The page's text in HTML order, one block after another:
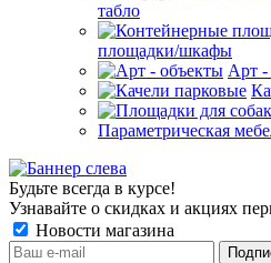
табло
площадки/шкафы
Арт -
Параметрическая
Будьте всегда в курсе!
Узнавайте о скидках и акциях
Новости магазина